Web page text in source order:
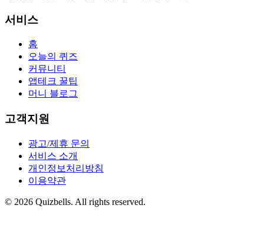
서비스
홈
오늘의 퀴즈
커뮤니티
앱테크 꿀팁
머니 블로그
고객지원
광고/제휴 문의
서비스 소개
개인정보처리방침
이용약관
© 2026 Quizbells. All rights reserved.